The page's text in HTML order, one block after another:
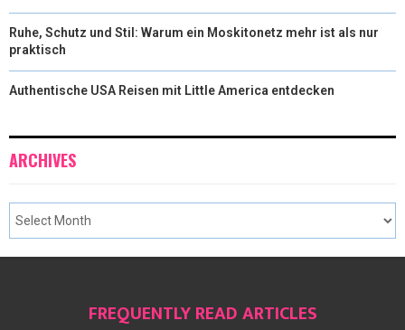
Ruhe, Schutz und Stil: Warum ein Moskitonetz mehr ist als nur
praktisch
Authentische USA Reisen mit Little America entdecken
ARCHIVES
FREQUENTLY READ ARTICLES